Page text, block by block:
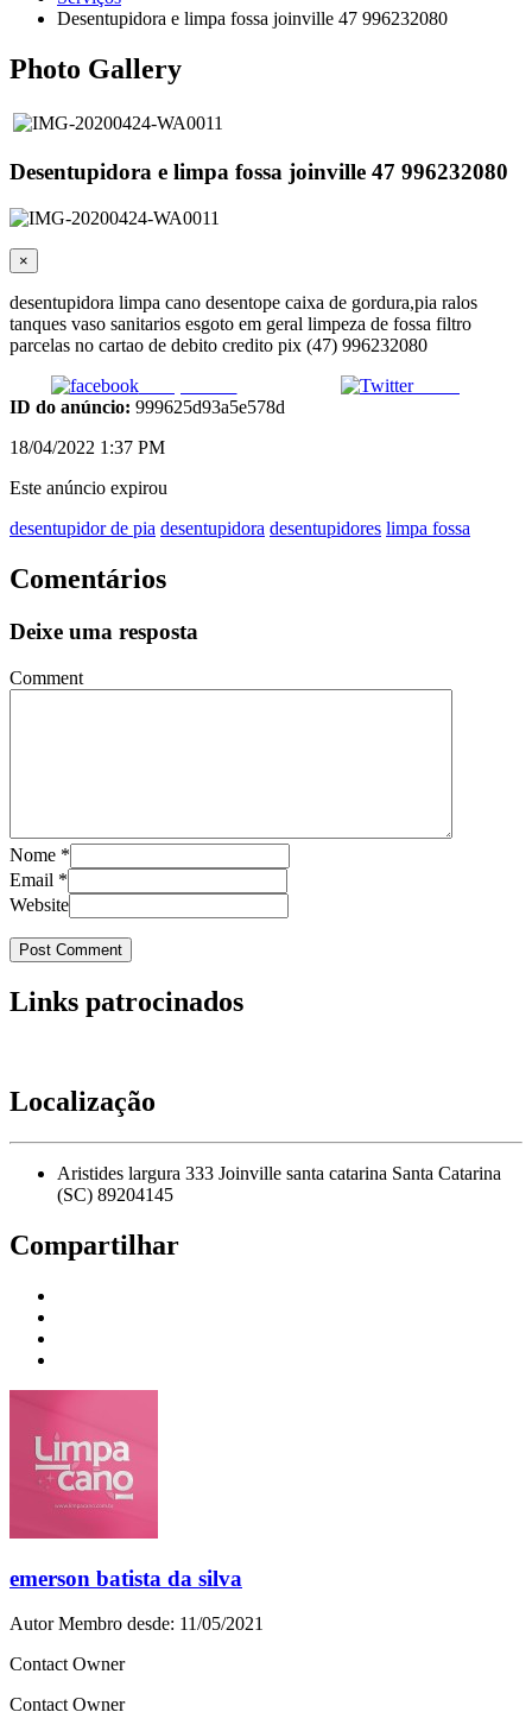
Desentupidora e limpa fossa joinville 47 996232080
Photo Gallery
Desentupidora e limpa fossa joinville 47 996232080
×
desentupidora limpa cano desentope caixa de gordura,pia ralos
tanques vaso sanitarios esgoto em geral limpeza de fossa filtro
parcelas no cartao de debito credito pix (47) 996232080
Compartilhar
Tweet
ID do anúncio: 999625d93a5e578d
18/04/2022 1:37 PM
Este anúncio expirou
desentupidor de pia desentupidora desentupidores limpa fossa
Comentários
Deixe uma resposta
Comment
Nome *
Email *
Website
Links patrocinados
Localização
Aristides largura 333 Joinville santa catarina Santa Catarina
(SC) 89204145
Compartilhar
emerson batista da silva
Autor Membro desde: 11/05/2021
Contact Owner
Contact Owner